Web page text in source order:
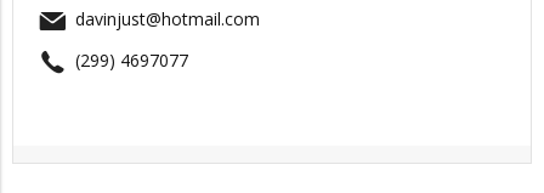
davinjust@hotmail.com
(299) 4697077